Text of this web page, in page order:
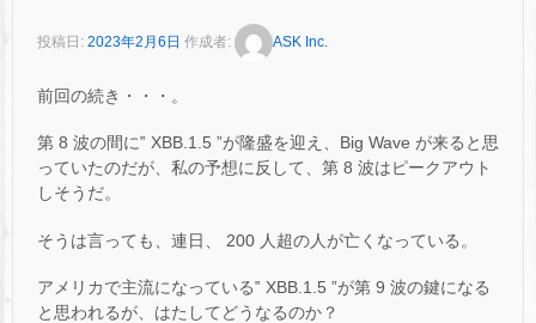
投稿日: 2023年2月6日 作成者: ASK Inc.
前回の続き・・・。
第 8 波の間に‟ XBB.1.5 ”が隆盛を迎え、Big Wave が来ると思
っていたのだが、私の予想に反して、第 8 波はピークアウト
しそうだ。
そうは言っても、連日、 200 人超の人が亡くなっている。
アメリカで主流になっている‟ XBB.1.5 ”が第 9 波の鍵になる
と思われるが、はたしてどうなるのか？